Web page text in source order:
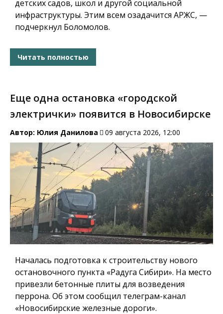
детских садов, школ и другой социальной
инфраструктуры. Этим всем озадачится АРЖС, —
подчеркнул Боломолов.
Читать полностью
Еще одна остановка «городской
электрички» появится в Новосибирске
Автор: Юлия Данилова 09 августа 2026, 12:00
Началась подготовка к строительству нового
остановочного пункта «Радуга Сибири». На место
привезли бетонные плиты для возведения
перрона. Об этом сообщил телеграм-канал
«Новосибирские железные дороги».